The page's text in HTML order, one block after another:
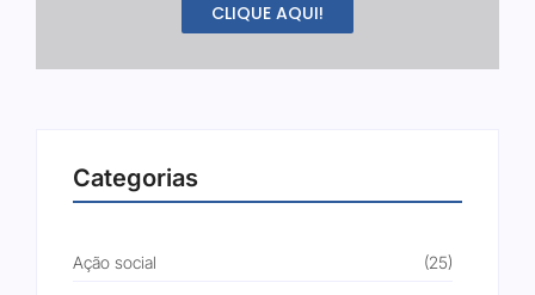
CLIQUE AQUI!
Categorias
Ação social (25)